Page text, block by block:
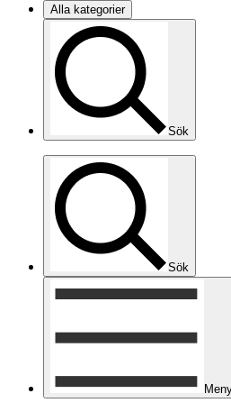
Alla kategorier
Sök
Sök